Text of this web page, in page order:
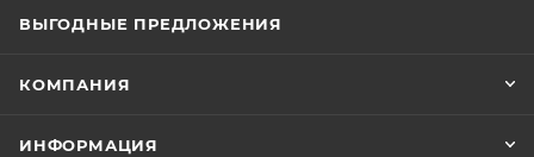
ВЫГОДНЫЕ ПРЕДЛОЖЕНИЯ
КОМПАНИЯ
ИНФОРМАЦИЯ